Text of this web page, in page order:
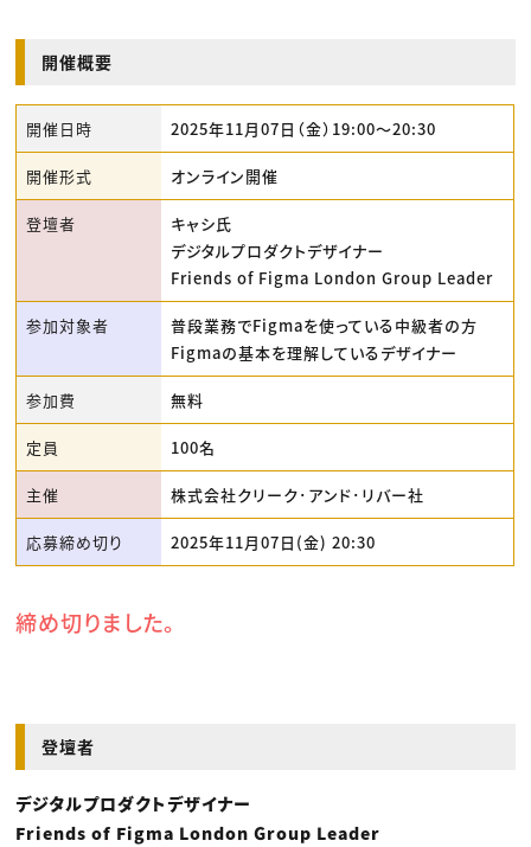
開催概要
開催日時 2025年11月07日（金）19:00〜20:30
開催形式 オンライン開催
登壇者
キャシ氏
デジタルプロダクトデザイナー
Friends of Figma London Group Leader
参加対象者
普段業務でFigmaを使っている中級者の方
Figmaの基本を理解しているデザイナー
参加費 無料
定員 100名
主催 株式会社クリーク･アンド･リバー社
応募締め切り 2025年11月07日(金) 20:30
締め切りました。
登壇者
デジタルプロダクトデザイナー
Friends of Figma London Group Leader